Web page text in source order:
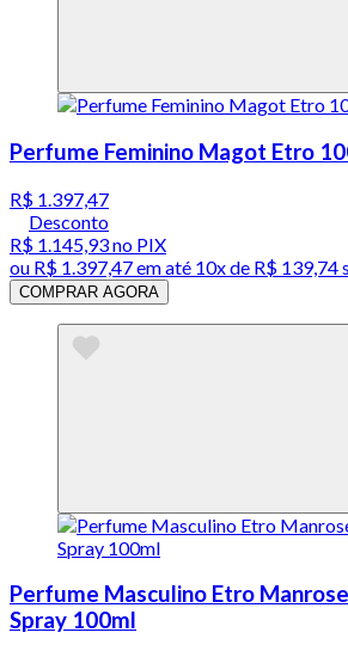
Perfume Feminino Magot Etro
R$ 1.397,47
Desconto
R$ 1.145,93no PIX
ou R$ 1.397,47em até 10x de R$ 139,74
COMPRAR AGORA
Perfume Masculino Etro
Spray 100ml